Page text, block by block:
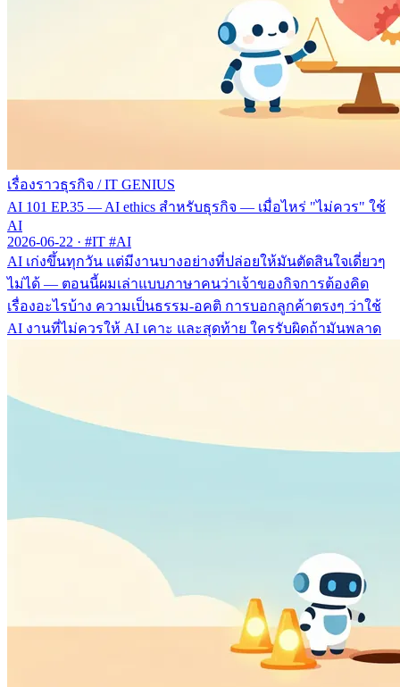
เรื่องราวธุรกิจ / IT GENIUS
AI 101 EP.35 — AI ethics สำหรับธุรกิจ — เมื่อไหร่ "ไม่ควร" ใช้
AI
2026-06-22 · #IT #AI
AI เก่งขึ้นทุกวัน แต่มีงานบางอย่างที่ปล่อยให้มันตัดสินใจเดี่ยวๆ
ไม่ได้ — ตอนนี้ผมเล่าแบบภาษาคนว่าเจ้าของกิจการต้องคิด
เรื่องอะไรบ้าง ความเป็นธรรม-อคติ การบอกลูกค้าตรงๆ ว่าใช้
AI งานที่ไม่ควรให้ AI เคาะ และสุดท้าย ใครรับผิดถ้ามันพลาด